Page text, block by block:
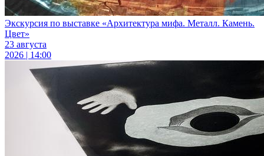
Экскурсия по выставке «Архитектура мифа. Металл. Камень.
Цвет»
23 августа
2026 | 14:00